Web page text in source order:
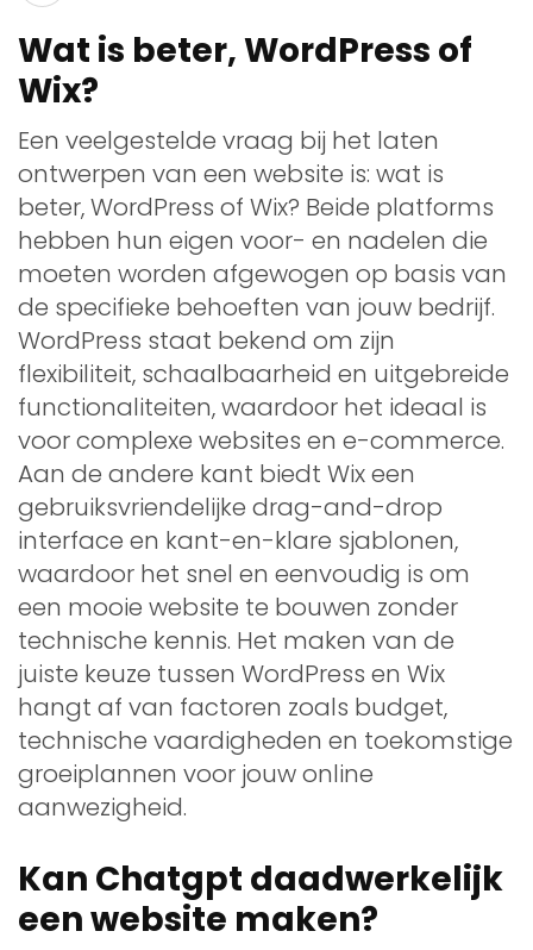
Wat is beter, WordPress of
Wix?
Een veelgestelde vraag bij het laten
ontwerpen van een website is: wat is
beter, WordPress of Wix? Beide platforms
hebben hun eigen voor- en nadelen die
moeten worden afgewogen op basis van
de specifieke behoeften van jouw bedrijf.
WordPress staat bekend om zijn
flexibiliteit, schaalbaarheid en uitgebreide
functionaliteiten, waardoor het ideaal is
voor complexe websites en e-commerce.
Aan de andere kant biedt Wix een
gebruiksvriendelijke drag-and-drop
interface en kant-en-klare sjablonen,
waardoor het snel en eenvoudig is om
een ​​mooie website te bouwen zonder
technische kennis. Het maken van de
juiste keuze tussen WordPress en Wix
hangt af van factoren zoals budget,
technische vaardigheden en toekomstige
groeiplannen voor jouw online
aanwezigheid.
Kan Chatgpt daadwerkelijk
een website maken?